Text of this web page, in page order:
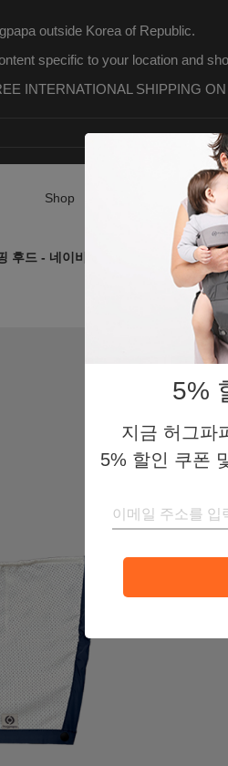
outside Korea of Republic.
specific to your location and
INTERNATIONAL SHIPPING
Shop What is Dial-Fit
후드 - 네이비
5%
지금 허그파
5% 할인 쿠폰